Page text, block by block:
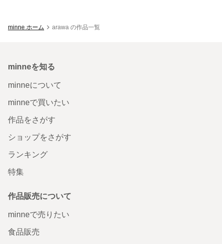
minne ホーム arawa の作品一覧
minneを知る
minneについて
minneで買いたい
作品をさがす
ショップをさがす
ランキング
特集
作品販売について
minneで売りたい
食品販売